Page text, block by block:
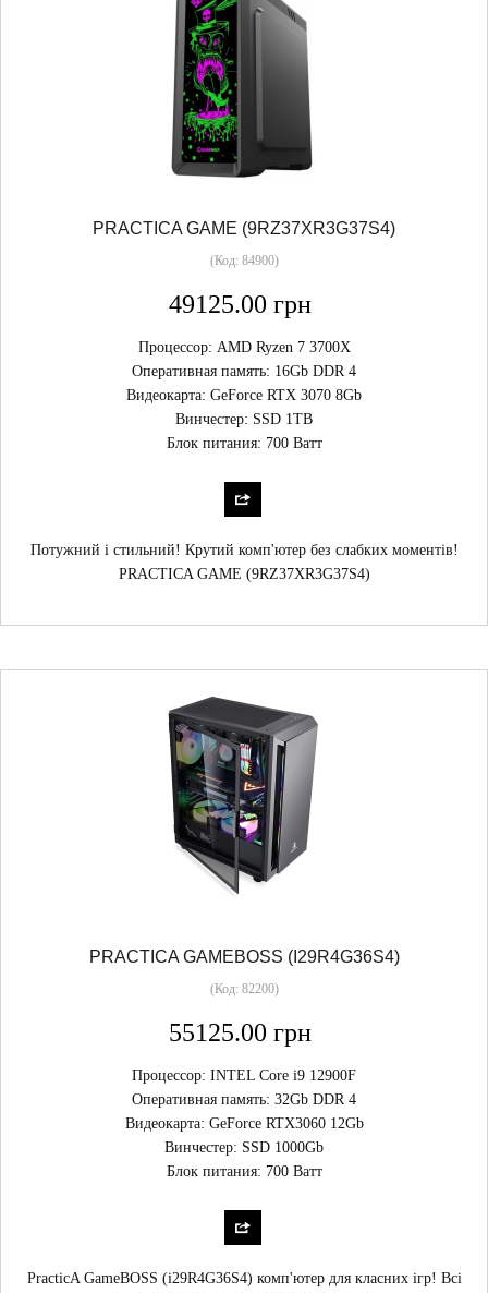
PRACTICA GAME (9RZ37XR3G37S4)
(Код: 84900)
49125.00 грн
Процессор: AMD Ryzen 7 3700X
Оперативная память: 16Gb DDR 4
Видеокарта: GeForce RTX 3070 8Gb
Винчестер: SSD 1TB
Блок питания: 700 Ватт
Потужний і стильний! Крутий комп'ютер без слабких моментів!
PRACTICA GAME (9RZ37XR3G37S4)
PRACTICA GAMEBOSS (I29R4G36S4)
(Код: 82200)
55125.00 грн
Процессор: INTEL Core i9 12900F
Оперативная память: 32Gb DDR 4
Видеокарта: GeForce RTX3060 12Gb
Винчестер: SSD 1000Gb
Блок питания: 700 Ватт
PracticA GameBOSS (i29R4G36S4) комп'ютер для класних ігр! Всі